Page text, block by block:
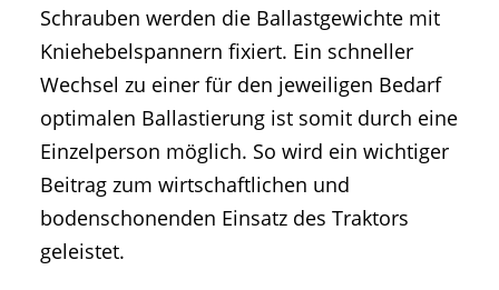
Schrauben werden die Ballastgewichte mit
Kniehebelspannern fixiert. Ein schneller
Wechsel zu einer für den jeweiligen Bedarf
optimalen Ballastierung ist somit durch eine
Einzelperson möglich. So wird ein wichtiger
Beitrag zum wirtschaftlichen und
bodenschonenden Einsatz des Traktors
geleistet.